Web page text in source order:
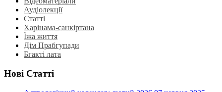
Аудіолекції
Статті
Харінама-санкіртана
Їжа життя
Дім Прабгупади
Бгакті лата
Нові Статті